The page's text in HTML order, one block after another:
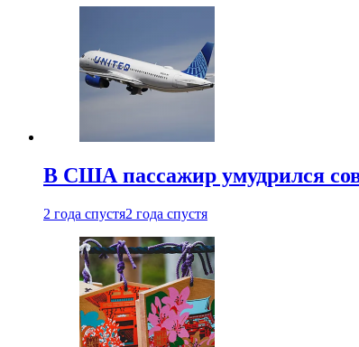
В США пассажир умудрился
2 года спустя2 года спустя